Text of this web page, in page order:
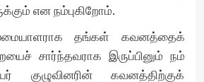
என நம்புகிறோம்.
தங்கள் கவனத்தைக்
சார்ந்தவராக இருப்பினும் நம்
குழுவினரின் கவனத்திற்குக்